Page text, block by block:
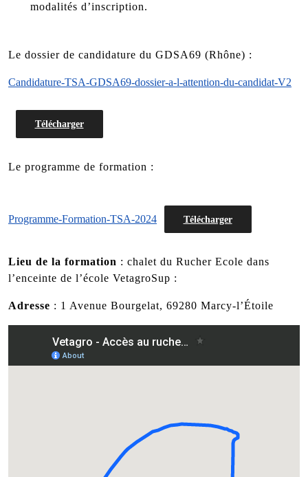
modalités d’inscription.
Le dossier de candidature du GDSA69 (Rhône) :
Candidature-TSA-GDSA69-dossier-a-l-attention-du-candidat-V2
Télécharger
Le programme de formation :
Programme-Formation-TSA-2024 Télécharger
Lieu de la formation : chalet du Rucher Ecole dans
l’enceinte de l’école VetagroSup :
Adresse : 1 Avenue Bourgelat, 69280 Marcy-l’Étoile